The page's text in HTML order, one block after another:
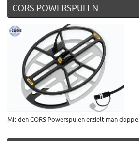
CORS POWERSPULEN
Mit den CORS Powerspulen erzielt man